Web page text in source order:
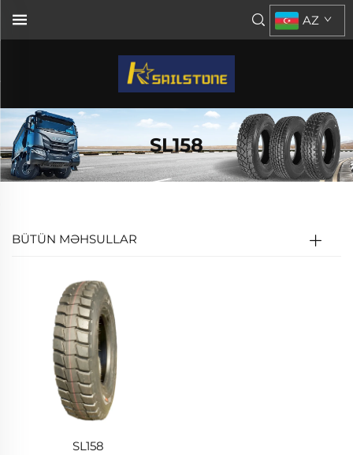
AZ
SL158
BÜTÜN MƏHSULLAR
SL158